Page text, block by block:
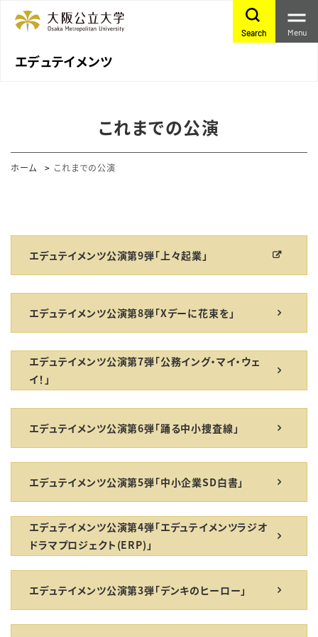
エデュテイメンツ
Search Menu
これまでの公演
ホーム これまでの公演
エデュテイメンツ公演第9弾「上々起業」
エデュテイメンツ公演第8弾「Xデーに花束を」
エデュテイメンツ公演第7弾「公務イング・マイ・ウェ
イ！」
エデュテイメンツ公演第6弾「踊る中小捜査線」
エデュテイメンツ公演第5弾「中小企業SD白書」
エデュテイメンツ公演第4弾「エデュテイメンツラジオ
ドラマプロジェクト(ERP)」
エデュテイメンツ公演第3弾「デンキのヒーロー」